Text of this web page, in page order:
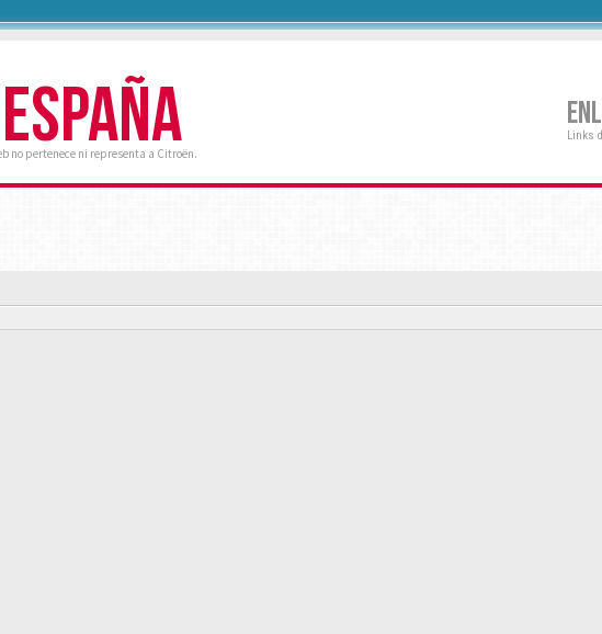
no pertenece ni representa a Citroën.
Links